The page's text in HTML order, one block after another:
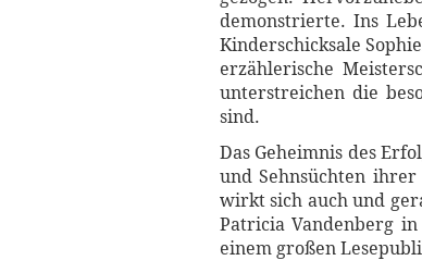
demonstrierte. Ins
Kinderschicksale
erzählerische
unterstreichen die
sind.
Das Geheimnis des
und Sehnsüchten
wirkt sich auch und
Patricia Vandenberg
einem großen